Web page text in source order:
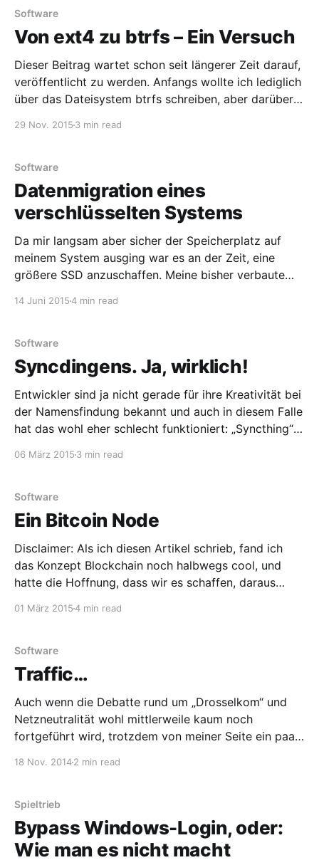
gefunden. Das ist, kurz
Software
Von ext4 zu btrfs – Ein Versuch
Dieser Beitrag wartet schon seit längerer Zeit darauf,
veröffentlicht zu werden. Anfangs wollte ich lediglich
über das Dateisystem btrfs schreiben, aber darüber
unter keinen Umständen machen sollte.
29 Nov. 2015 3 min read
Software
Datenmigration eines
verschlüsselten Systems
Da mir langsam aber sicher der Speicherplatz auf
meinem System ausging war es an der Zeit, eine
größere SSD anzuschaffen. Meine bisher verbaute
einen Controller verbaut hat, welcher
14 Juni 20154 min read
Software
Syncdingens. Ja, wirklich!
Entwickler sind ja nicht gerade für ihre Kreativität bei
der Namensfindung bekannt und auch in diesem Falle
hat das wohl eher schlecht funktioniert: „Syncthing“
zentraler Server komplett. Auch das Eintragen
06 März 2015 3 min read
Software
Ein Bitcoin Node
Disclaimer: Als ich diesen Artikel schrieb, fand ich
das Konzept Blockchain noch halbwegs cool, und
hatte die Hoffnung, dass wir es schaffen, daraus
entferntesten mit Blockchains zu tun hat.
01 März 20154 min read
Software
Traffic…
Auch wenn die Debatte rund um „Drosselkom“ und
Netzneutralität wohl mittlerweile kaum noch
fortgeführt wird, trotzdem von meiner Seite ein paar
Oktober sowie
18 Nov. 20142 min read
Spieltrieb
Bypass Windows-Login, oder:
Wie man es nicht macht